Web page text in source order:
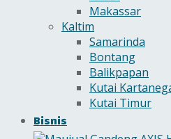
Makassar
Kaltim
Samarinda
Bontang
Balikpapan
Kutai
Kutai Timur
Bisnis